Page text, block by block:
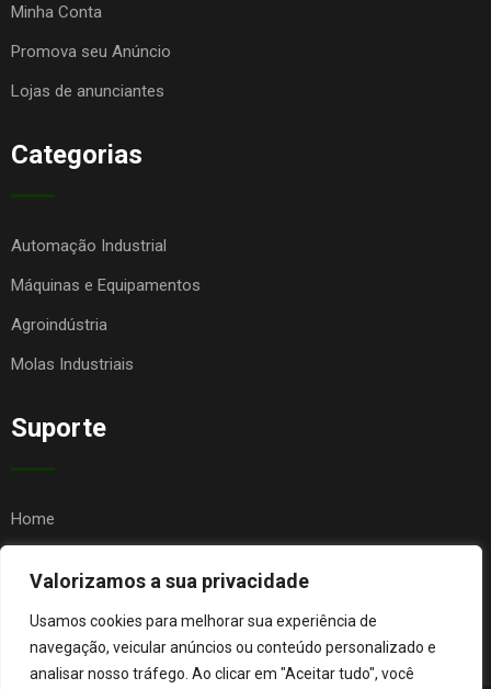
Valorizamos a sua privacidade
Usamos cookies para melhorar sua experiência de
navegação, veicular anúncios ou conteúdo personalizado e
analisar nosso tráfego. Ao clicar em "Aceitar tudo", você
Minha Conta
Promova seu Anúncio
Lojas de anunciantes
Categorias
Automação Industrial
Máquinas e Equipamentos
Agroindústria
Molas Industriais
Suporte
Home